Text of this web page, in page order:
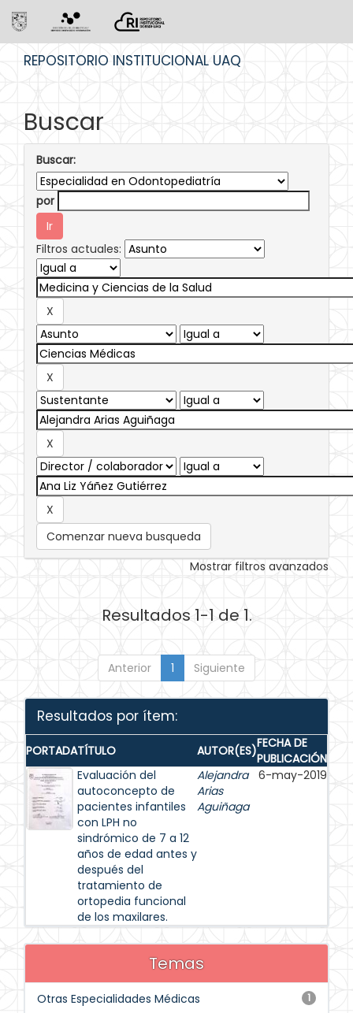
REPOSITORIO INSTITUCIONAL UAQ
Buscar
Buscar:
por
Filtros actuales:
Comenzar nueva busqueda
Mostrar filtros avanzados
Resultados 1-1 de 1.
Anterior 1 Siguiente
Resultados por ítem:
PORTADATÍTULO AUTOR(ES)FECHA DE
PUBLICACIÓN
Evaluación del
autoconcepto de
pacientes infantiles
con LPH no
sindrómico de 7 a 12
años de edad antes y
después del
tratamiento de
ortopedia funcional
de los maxilares.
Alejandra
Arias
Aguiñaga
6-may-2019
Temas
1
Otras Especialidades Médicas